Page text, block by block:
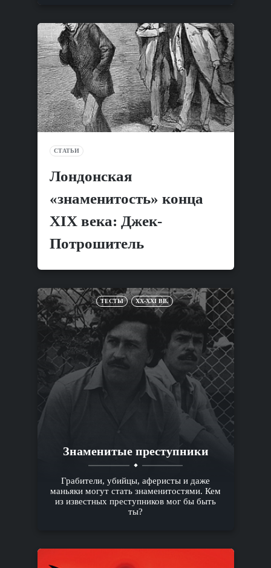
СТАТЬИ
Лондонская
«знаменитость» конца
XIX века: Джек-
Потрошитель
ТЕСТЫ XX-XXI ВВ.
Знаменитые преступники
Грабители, убийцы, аферисты и даже
маньяки могут стать знаменитостями. Кем
из известных преступников мог бы быть
ты?